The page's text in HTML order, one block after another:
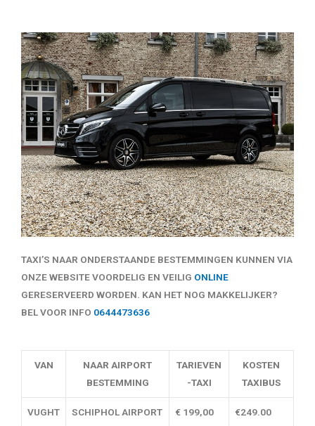
TAXI’S NAAR ONDERSTAANDE BESTEMMINGEN KUNNEN VIA
ONZE WEBSITE VOORDELIG EN VEILIG ONLINE
GERESERVEERD WORDEN. KAN HET NOG MAKKELIJKER?
BEL VOOR INFO 0644473636
VAN
NAAR AIRPORT
BESTEMMING
TARIEVEN
-TAXI
KOSTEN
TAXIBUS
VUGHT SCHIPHOL AIRPORT € 199,00 €249.00